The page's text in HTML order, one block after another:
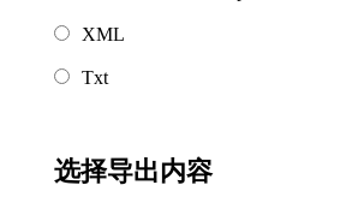
XML
Txt
选择导出内容